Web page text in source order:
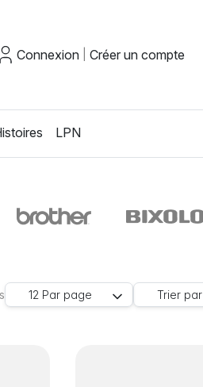
Connexion Créer un compte
LPN
12 Par page Trier par